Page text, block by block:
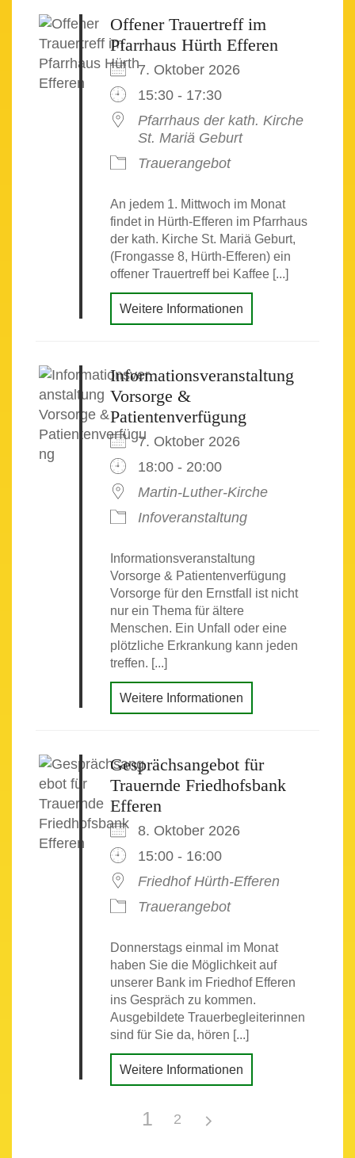
Offener Trauertreff im
Pfarrhaus Hürth Efferen
7. Oktober 2026
15:30 - 17:30
Pfarrhaus der kath. Kirche
St. Mariä Geburt
Trauerangebot
An jedem 1. Mittwoch im Monat
findet in Hürth-Efferen im Pfarrhaus
der kath. Kirche St. Mariä Geburt,
(Frongasse 8, Hürth-Efferen) ein
offener Trauertreff bei Kaffee [...]
Weitere Informationen
Informationsveranstaltung
Vorsorge &
Patientenverfügung
7. Oktober 2026
18:00 - 20:00
Martin-Luther-Kirche
Infoveranstaltung
Informationsveranstaltung
Vorsorge & Patientenverfügung
Vorsorge für den Ernstfall ist nicht
nur ein Thema für ältere
Menschen. Ein Unfall oder eine
plötzliche Erkrankung kann jeden
treffen. [...]
Weitere Informationen
Gesprächsangebot für
Trauernde Friedhofsbank
Efferen
8. Oktober 2026
15:00 - 16:00
Friedhof Hürth-Efferen
Trauerangebot
Donnerstags einmal im Monat
haben Sie die Möglichkeit auf
unserer Bank im Friedhof Efferen
ins Gespräch zu kommen.
Ausgebildete Trauerbegleiterinnen
sind für Sie da, hören [...]
Weitere Informationen
1 2